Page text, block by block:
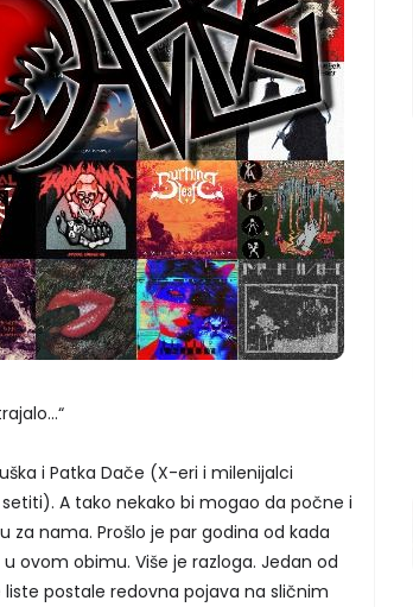
i Patka Dače (X-eri i milenijalci
A tako nekako bi mogao da počne i
za nama. Prošlo je par godina od kada
ovom obimu. Više je razloga. Jedan od
postale redovna pojava na sličnim